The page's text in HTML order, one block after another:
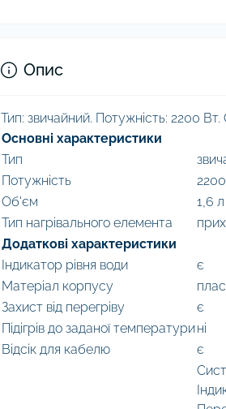
Опис
Тип: звичайний. Потужність: 2200
Основні характеристики
Тип
Потужність
Об'єм
1,6 л
Тип нагрівального елемента
Додаткові характеристики
Індикатор рівня води
є
Матеріал корпусу
Захист від перегріву
є
Підігрів до заданої температурині
Відсік для кабелю
є